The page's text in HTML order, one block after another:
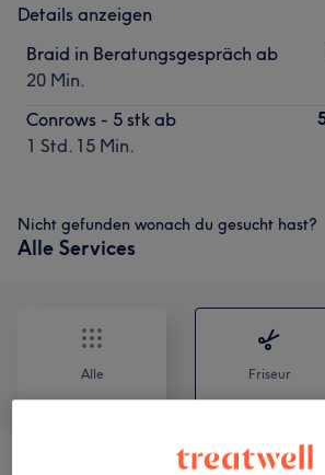
Details anzeigen
Braid in Beratungsgespräch ab
20 Min.
Conrows - 5 stk ab
1 Std. 15 Min.
Nicht gefunden wonach du gesucht hast?
Alle Services
Alle Friseur